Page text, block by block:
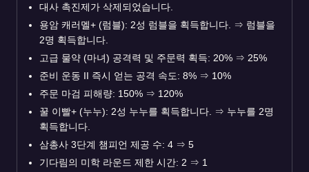
대사 촉진제가 삭제되었습니다.
용암 캐러멜+ (럼블): 2성 럼블을 획득합니다.
⇒ 럼블을
2명 획득합니다.
고급 물약 (마녀) 공격력 및 주문력 획득: 20% ⇒ 25%
준비 운동 II 즉시 얻는 공격 속도: 8% ⇒ 10%
주문 마검 피해량: 150% ⇒ 120%
꿀 이빨+ (누누): 2성 누누를 획득합니다.
⇒ 누누를 2명
획득합니다.
삼총사 3단계 챔피언 제공 수: 4 ⇒ 5
기다림의 미학 라운드 제한 시간: 2 ⇒ 1